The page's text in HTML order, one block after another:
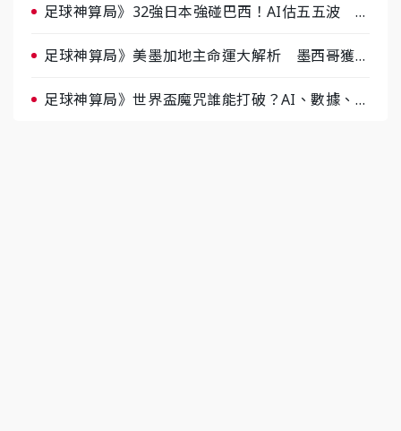
足球神算局》32強日本強碰巴西！AI估五五波 牛
足球神算局》美墨加地主命運大解析 墨西哥獲數
足球神算局》世界盃魔咒誰能打破？AI、數據、塔